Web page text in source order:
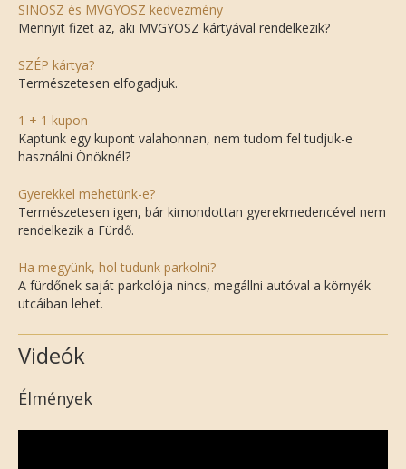
SINOSZ és MVGYOSZ kedvezmény
Mennyit fizet az, aki MVGYOSZ kártyával rendelkezik?
SZÉP kártya?
Természetesen elfogadjuk.
1 + 1 kupon
Kaptunk egy kupont valahonnan, nem tudom fel tudjuk-e
használni Önöknél?
Gyerekkel mehetünk-e?
Természetesen igen, bár kimondottan gyerekmedencével nem
rendelkezik a Fürdő.
Ha megyünk, hol tudunk parkolni?
A fürdőnek saját parkolója nincs, megállni autóval a környék
utcáiban lehet.
Videók
Élmények